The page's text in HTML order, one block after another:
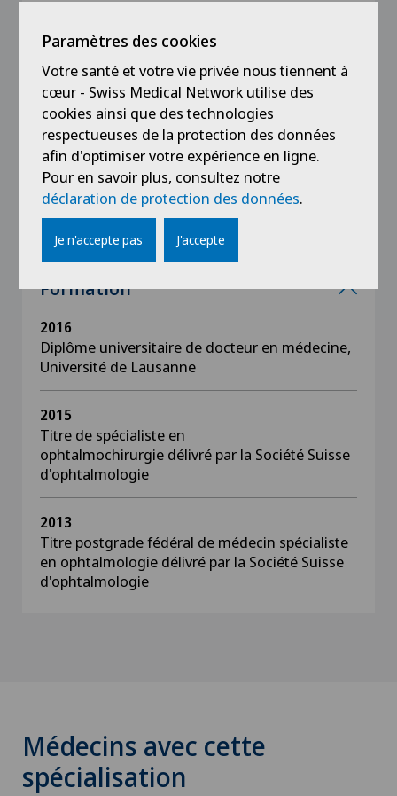
NANOS
EPOS
EUNOS (2017)
BSOC
Formation
2016
Diplôme universitaire de docteur en médecine,
Université de Lausanne
2015
Titre de spécialiste en
ophtalmochirurgie délivré par la Société Suisse
d'ophtalmologie
2013
Titre postgrade fédéral de médecin spécialiste
en ophtalmologie délivré par la Société Suisse
d'ophtalmologie
Médecins avec cette
spécialisation
Paramètres des cookies
Votre santé et votre vie privée nous tiennent à
cœur - Swiss Medical Network utilise des
cookies ainsi que des technologies
respectueuses de la protection des données
afin d'optimiser votre expérience en ligne.
Pour en savoir plus, consultez notre
déclaration de protection des données.
Je n'accepte pas J'accepte